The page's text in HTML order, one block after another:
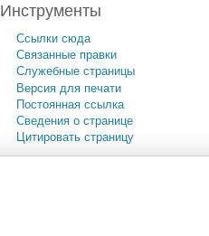
Инструменты
Ссылки сюда
Связанные правки
Служебные страницы
Версия для печати
Постоянная ссылка
Сведения о странице
Цитировать страницу